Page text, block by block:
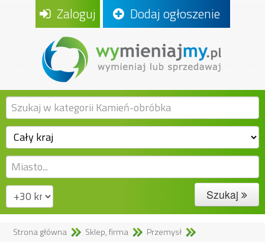
Zaloguj Dodaj ogłoszenie
Szukaj
Strona główna Sklep, firma
Przemysł